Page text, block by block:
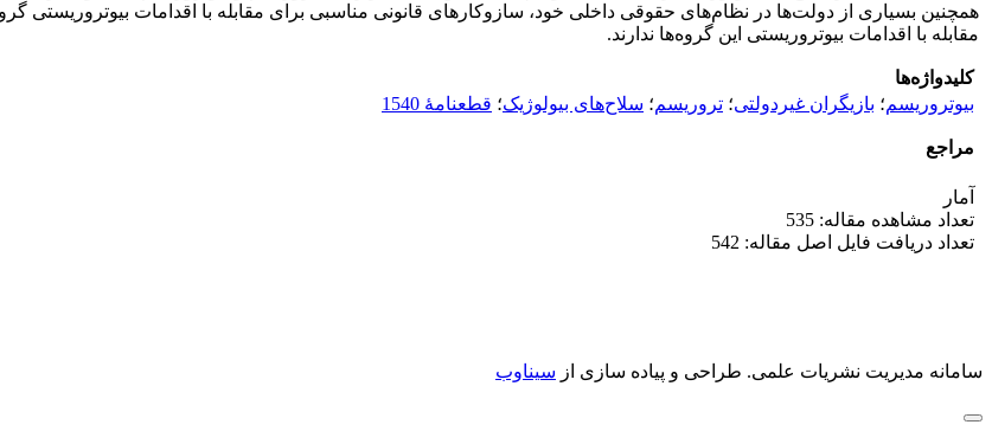
همچنین بسیاری از دولت‌ها در نظام‌های حقوقی داخلی خود، سازوکارهای قانونی مناسبی برای مقابله با اقدامات بیوتروریستی
مقابله با اقدامات بیوتروریستی این گروه‌ها ندارند.
کلیدواژه‌ها
بیوتروریسم؛ بازیگران غیردولتی؛ تروریسم؛ سلاح‌های بیولوژیک؛ قطعنامۀ 1540
مراجع
آمار
تعداد مشاهده مقاله: 535
تعداد دریافت فایل اصل مقاله: 542
سامانه مدیریت نشریات علمی. طراحی و پیاده سازی از سیناوب